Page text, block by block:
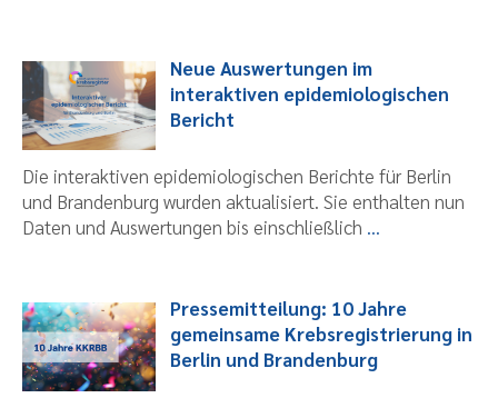
Neue Auswertungen im
interaktiven epidemiologischen
Bericht
Die interaktiven epidemiologischen Berichte für Berlin
und Brandenburg wurden aktualisiert. Sie enthalten nun
Daten und Auswertungen bis einschließlich ...
Pressemitteilung: 10 Jahre
gemeinsame Krebsregistrierung in
Berlin und Brandenburg